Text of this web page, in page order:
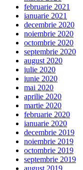
februarie 2021
ianuarie 2021
decembrie 2020
noiembrie 2020
octombrie 2020
septembrie 2020
august 2020
iulie 2020
iunie 2020
mai 2020
aprilie 2020
martie 2020
februarie 2020
ianuarie 2020
decembrie 2019
noiembrie 2019
octombrie 2019
septembrie 2019
august 2019